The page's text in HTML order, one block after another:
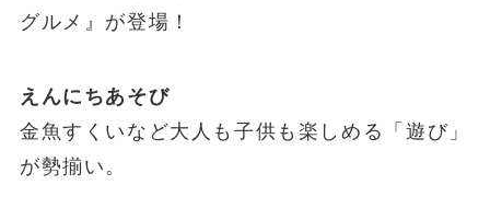
グルメ』が登場！
えんにちあそび
金魚すくいなど大人も子供も楽しめる「遊び」
が勢揃い。